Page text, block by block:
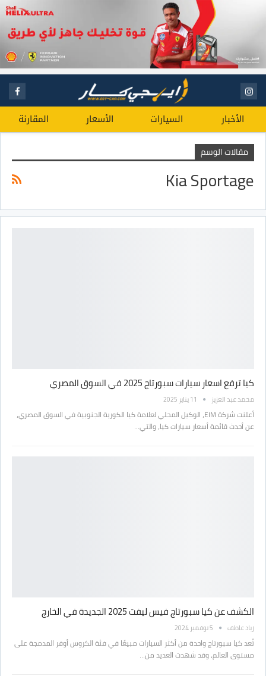
الأخبار السيارات الأسعار المقارنة
مقالات الوسم
Kia Sportage
كيا ترفع اسعار سيارات سبورتاج 2025 في السوق المصري
محمد عبد العزيز 11 يناير 2025
أعلنت شركة EIM، الوكيل المحلي لعلامة كيا الكورية الجنوبية في السوق المصري،
عن أحدث قائمة أسعار سيارات كيا، والتي…
الكشف عن كيا سبورتاج فيس ليفت 2025 الجديدة في الخارج
زياد عاطف 5 نوفمبر 2024
تُعد كيا سبورتاج واحدة من أكثر السيارات مبيعًا في فئة الكروس أوفر المدمجة على
مستوى العالم، وقد شهدت العديد من…